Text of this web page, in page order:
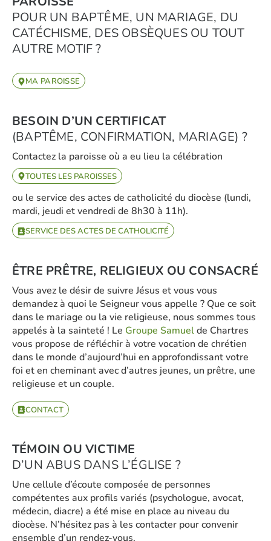
POUR UN BAPTÊME, UN MARIAGE, DU
CATÉCHISME, DES OBSÈQUES OU TOUT
AUTRE MOTIF ?
MA PAROISSE
BESOIN D’UN CERTIFICAT
(BAPTÊME, CONFIRMATION, MARIAGE) ?
Contactez la paroisse où a eu lieu la célébration
TOUTES LES PAROISSES
ou le service des actes de catholicité du diocèse (lundi,
mardi, jeudi et vendredi de 8h30 à 11h).
SERVICE DES ACTES DE CATHOLICITÉ
ÊTRE PRÊTRE, RELIGIEUX OU CONSACRÉ
Vous avez le désir de suivre Jésus et vous vous
demandez à quoi le Seigneur vous appelle ? Que ce soit
dans le mariage ou la vie religieuse, nous sommes tous
appelés à la sainteté ! Le Groupe Samuelde Chartres
vous propose de réfléchir à votre vocation de chrétien
dans le monde d’aujourd’hui en approfondissant votre
foi et en cheminant avec d’autres jeunes, un prêtre, une
religieuse et un couple.
CONTACT
TÉMOIN OU VICTIME
D’UN ABUS DANS L’ÉGLISE ?
Une cellule d’écoute composée de personnes
compétentes aux profils variés (psychologue, avocat,
médecin, diacre) a été mise en place au niveau du
diocèse. N’hésitez pas à les contacter pour convenir
ensemble d’un rendez-vous.